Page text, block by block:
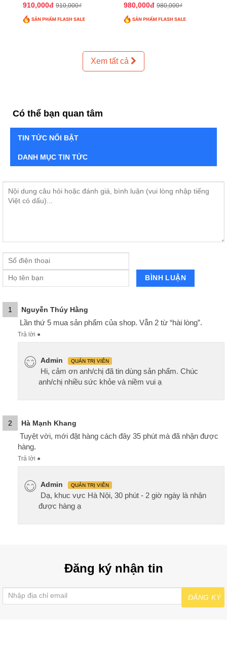
910,000đ 910,000₫ 980,000đ 980,000₫
Xem tất cả
Có thể bạn quan tâm
TIN TỨC NỔI BẬT
DANH MỤC TIN TỨC
1 Nguyễn Thúy Hằng
Lần thứ 5 mua sản phẩm của shop. Vẫn 2 từ “hài lòng”.
Trả lời ●
Admin QUẢN TRỊ VIÊN
Hi, cảm ơn anh/chị đã tin dùng sản phẩm. Chúc
anh/chị nhiều sức khỏe và niềm vui ạ
2 Hà Mạnh Khang
Tuyệt vời, mới đặt hàng cách đây 35 phút mà đã nhận được
hàng.
Trả lời ●
Admin QUẢN TRỊ VIÊN
Dạ, khuc vực Hà Nội, 30 phút - 2 giờ ngày là nhận
được hàng ạ
Đăng ký nhận tin
ĐĂNG KÝ